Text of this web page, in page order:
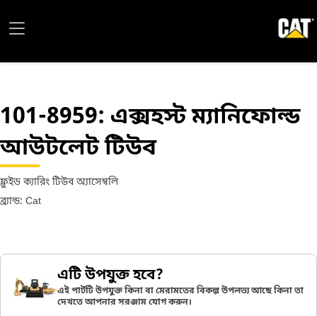
101-8959: এক্সহস্ট ম্যানিফোল্ড
আউটলেট টিউব
ফ্লুইড ক্যারিং টিউব অ্যাসেম্বলি
ব্র্যান্ড: Cat
এটি উপযুক্ত হবে?
এই পার্টটি উপযুক্ত কিনা বা মেরামতের বিকল্প উপলভ্য আছে কিনা তা
দেখতে আপনার সরঞ্জাম যোগ করুন।